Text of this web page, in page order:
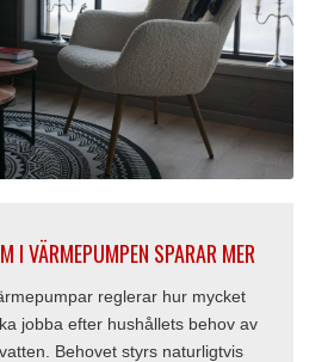
I VÄRMEPUMPEN SPARAR MER
reglerar hur mycket
jobba efter hushållets behov av
Behovet styrs naturligtvis